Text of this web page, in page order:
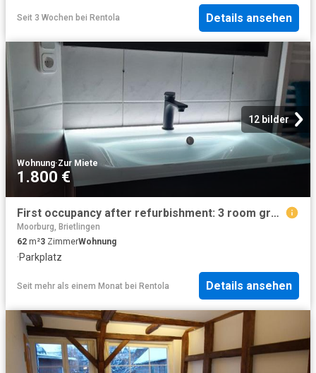
Seit 3 Wochen bei Rentola Details ansehen
12 bilder
Wohnung·Zur Miete
1.800 €
First occupancy after refurbishment: 3 room ground floor apartment with fitted kitchen in 21403 Wendisch Evern
Moorburg, Brietlingen
62 m²3 ZimmerWohnung
·Parkplatz
Seit mehr als einem Monat bei Rentola Details ansehen